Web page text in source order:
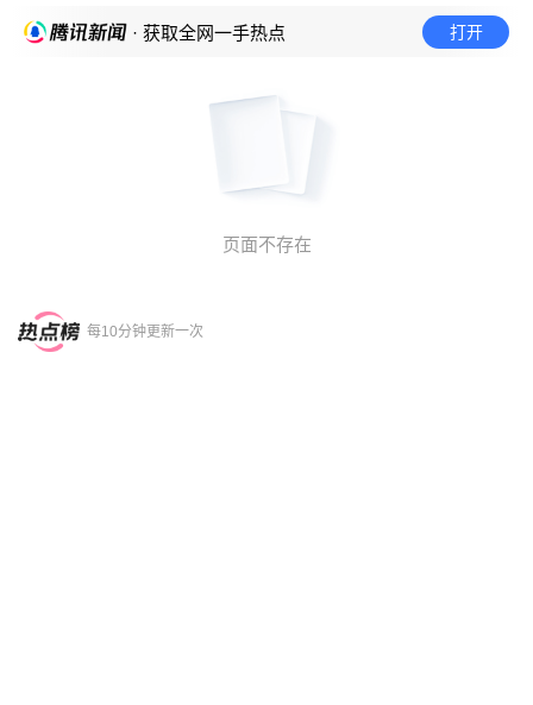
· 获取全网一手热点 打开
页面不存在
每10分钟更新一次